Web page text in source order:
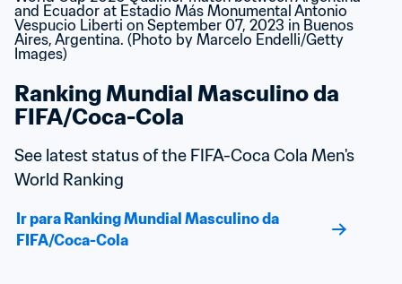
Ranking Mundial Masculino da
FIFA/Coca-Cola
See latest status of the FIFA-Coca Cola Men's
World Ranking
Ir para Ranking Mundial Masculino da
FIFA/Coca-Cola